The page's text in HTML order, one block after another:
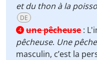
et du thon à la
DE
4 une pêcheuse :
pêcheuse. Une
masculin, c’est la